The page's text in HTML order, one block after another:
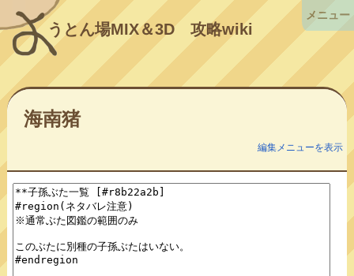
うとん場MIX＆3D攻略wiki
海南猪
編集メニューを表示
メニュー